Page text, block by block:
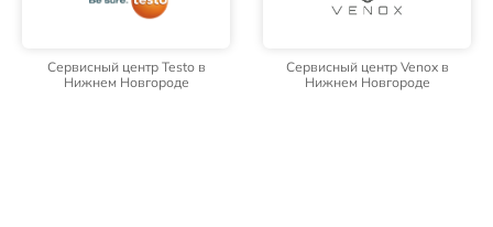
Сервисный центр Testo в
Нижнем Новгороде
Сервисный центр Venox в
Нижнем Новгороде